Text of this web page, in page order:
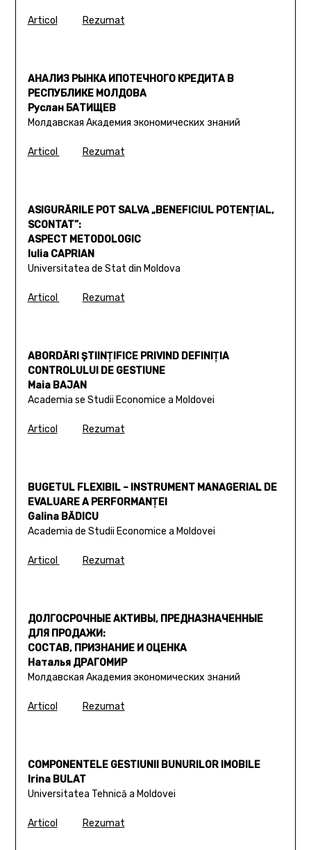
Articol Rezumat
АНАЛИЗ РЫНКА ИПОТЕЧНОГО КРЕДИТА В
РЕСПУБЛИКЕ МОЛДОВА
Руслан БАТИЩЕВ
Молдавская Академия экономических знаний
Articol Rezumat
ASIGURĂRILE POT SALVA „BENEFICIUL POTENŢIAL,
SCONTAT”:
ASPECT METODOLOGIC
Iulia CAPRIAN
Universitatea de Stat din Moldova
Articol Rezumat
ABORDĂRI ŞTIINŢIFICE PRIVIND DEFINIŢIA
CONTROLULUI DE GESTIUNE
Maia BAJAN
Academia se Studii Economice a Moldovei
Articol Rezumat
BUGETUL FLEXIBIL – INSTRUMENT MANAGERIAL DE
EVALUARE A PERFORMANŢEI
Galina BĂDICU
Academia de Studii Economice a Moldovei
Articol Rezumat
ДОЛГОСРОЧНЫЕ АКТИВЫ, ПРЕДНАЗНАЧЕННЫЕ
ДЛЯ ПРОДАЖИ:
СОСТАВ, ПРИЗНАНИЕ И ОЦЕНКА
Наталья ДРАГОМИР
Молдавская Академия экономических знаний
Articol Rezumat
COMPONENTELE GESTIUNII BUNURILOR IMOBILE
Irina BULAT
Universitatea Tehnică a Moldovei
Articol Rezumat